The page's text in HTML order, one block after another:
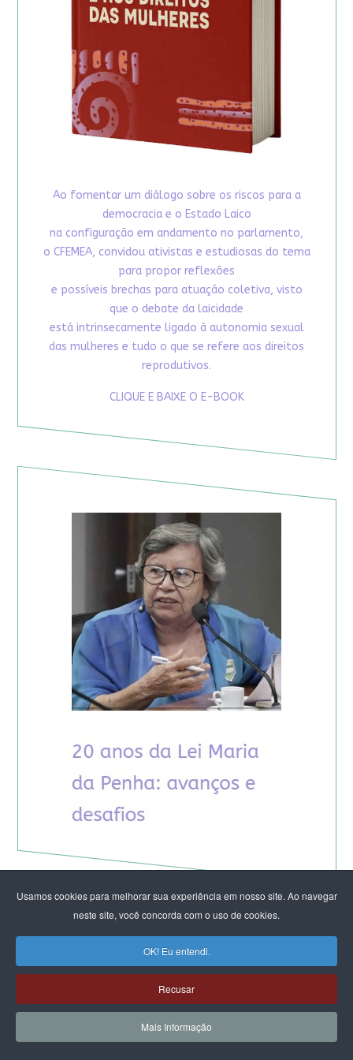
Usamos cookies para melhorar sua experiência em nosso site. Ao navegar
neste site, você concorda com o uso de cookies.
OK! Eu entendi.
Recusar
Mais Informação
Ao fomentar um diálogo sobre os riscos para a
democracia e o Estado Laico
na configuração em andamento no parlamento,
o CFEMEA, convidou ativistas e estudiosas do tema
para propor reflexões
e possíveis brechas para atuação coletiva, visto
que o debate da laicidade
está intrinsecamente ligado à autonomia sexual
das mulheres e tudo o que se refere aos direitos
reprodutivos.
CLIQUE E BAIXE O E-BOOK